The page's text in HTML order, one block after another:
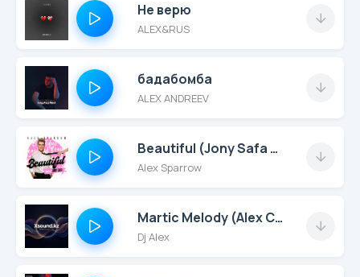
Не верю
ALEX&RUS
бадабомба
ALEX ANDREEV
Beautiful (Jony Safa Remix)
Alex Sparrow
Martic Melody (Alex Ch Remix)
Dj Alex